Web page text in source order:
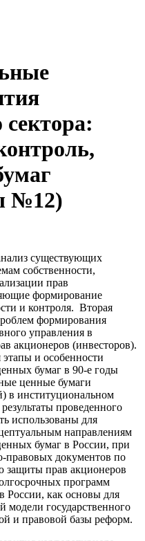
№12)
существующих
собственности,
прав
формирование
и контроля. Вторая
формирования
управления в
акционеров (инвесторов).
этапы и особенности
бумаг в 90-е годы
ценные бумаги
в институциональном
проведенного
использованы для
направлениям
бумаг в России, при
правовых документов по
защиты прав акционеров
программ
России, как основы для
модели государственного
и правовой базы реформ.